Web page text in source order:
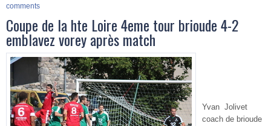
comments
Coupe de la hte Loire 4eme tour brioude 4-2
emblavez vorey après match
Yvan Jolivet
coach de brioude